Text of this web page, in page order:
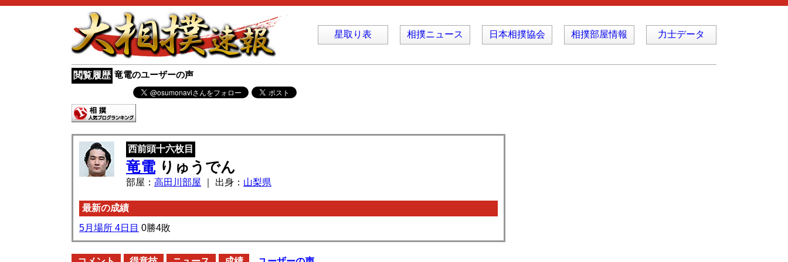
力士データ
相撲部屋情報
日本相撲協会
相撲ニュース
星取り表
閲覧履歴 竜電のユーザーの声
西前頭十六枚目
竜電りゅうでん
部屋： 高田川部屋 ｜ 出身： 山梨県
最新の成績
5月場所 4日目 0勝4敗